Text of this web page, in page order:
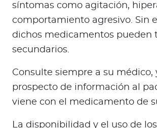
síntomas como agitación,
comportamiento agresivo. Sin
dichos medicamentos pueden
secundarios.
Consulte siempre a su médico,
prospecto de información al
viene con el medicamento de
La disponibilidad y el uso de